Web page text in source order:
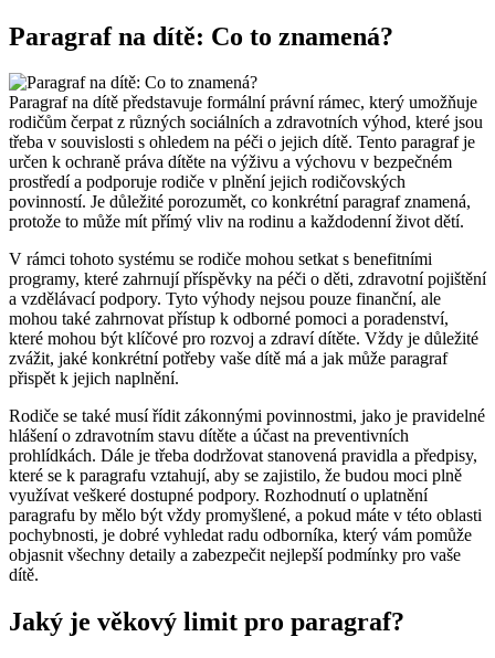
Paragraf na dítě: Co to znamená?
Paragraf na dítě představuje formální právní rámec, který umožňuje
rodičům čerpat z různých sociálních a zdravotních výhod, které jsou
třeba v souvislosti s ohledem na péči o jejich dítě. Tento paragraf je
určen k ochraně práva dítěte na výživu a výchovu v bezpečném
prostředí a podporuje rodiče v plnění jejich rodičovských
povinností. Je důležité porozumět, co konkrétní paragraf znamená,
protože to může mít přímý vliv na rodinu a každodenní život dětí.
V rámci tohoto systému se rodiče mohou setkat s benefitními
programy, které zahrnují příspěvky na péči o děti, zdravotní pojištění
a vzdělávací podpory. Tyto výhody nejsou pouze finanční, ale
mohou také zahrnovat přístup k odborné pomoci a poradenství,
které mohou být klíčové pro rozvoj a zdraví dítěte. Vždy je důležité
zvážit, jaké konkrétní potřeby vaše dítě má a jak může paragraf
přispět k jejich naplnění.
Rodiče se také musí řídit zákonnými povinnostmi, jako je pravidelné
hlášení o zdravotním stavu dítěte a účast na preventivních
prohlídkách. Dále je třeba dodržovat stanovená pravidla a předpisy,
které se k paragrafu vztahují, aby se zajistilo, že budou moci plně
využívat veškeré dostupné podpory. Rozhodnutí o uplatnění
paragrafu by mělo být vždy promyšlené, a pokud máte v této oblasti
pochybnosti, je dobré vyhledat radu odborníka, který vám pomůže
objasnit všechny detaily a zabezpečit nejlepší podmínky pro vaše
dítě.
Jaký je věkový limit pro paragraf?